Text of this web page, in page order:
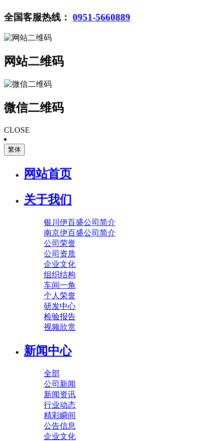
全国客服热线： 0951-5660889
网站二维码
微信二维码
CLOSE
繁体
网站首页
关于我们
银川伊百盛公司简介
南京伊百盛公司简介
公司荣誉
公司资质
企业文化
组织结构
车间一角
个人荣誉
研发中心
检验报告
视频欣赏
新闻中心
全部
公司新闻
新闻资讯
行业动态
精彩瞬间
公告信息
企业文化